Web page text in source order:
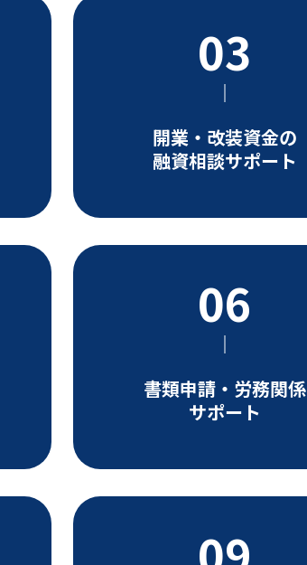
開業・改装資金の
融資相談サポート
書類申請・労務関係
サポート